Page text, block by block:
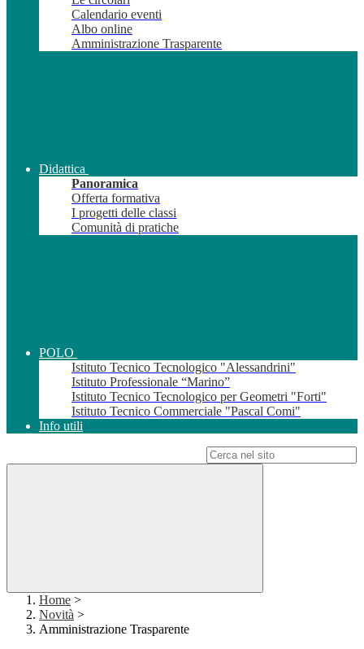
Calendario eventi
Albo online
Amministrazione Trasparente
Didattica
Panoramica
Offerta formativa
I progetti delle classi
Comunità di pratiche
POLO
Istituto Tecnico Tecnologico "Alessandrini"
Istituto Professionale “Marino”
Istituto Tecnico Tecnologico per Geometri "Forti"
Istituto Tecnico Commerciale "Pascal Comi"
Info utili
Home >
Novità >
Amministrazione Trasparente